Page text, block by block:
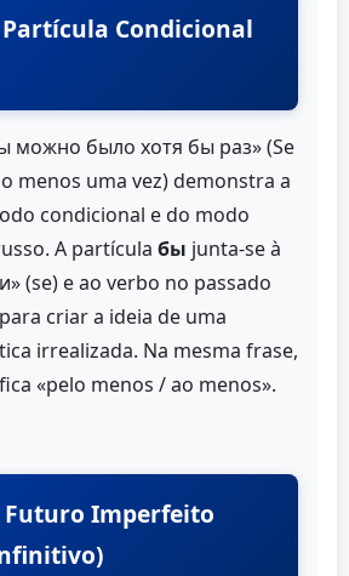
Partícula Condicional
можно было хотя бы раз» (Se
menos uma vez) demonstra a
condicional e do modo
A partícula бы junta-se à
(se) e ao verbo no passado
criar a ideia de uma
irrealizada. Na mesma frase,
«pelo menos / ao menos».
Futuro Imperfeito